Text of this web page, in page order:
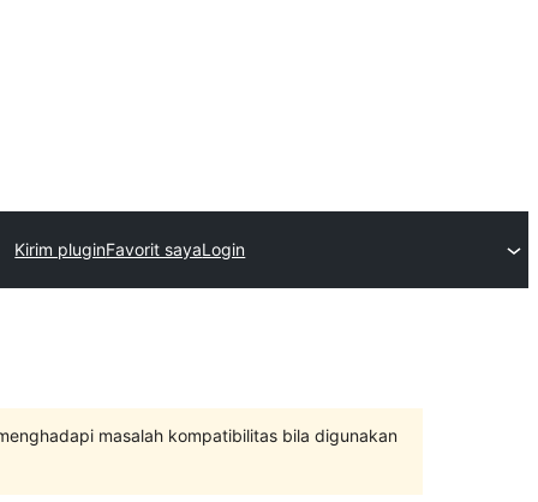
Kirim pluginFavorit sayaLogin
masalah kompatibilitas bila digunakan